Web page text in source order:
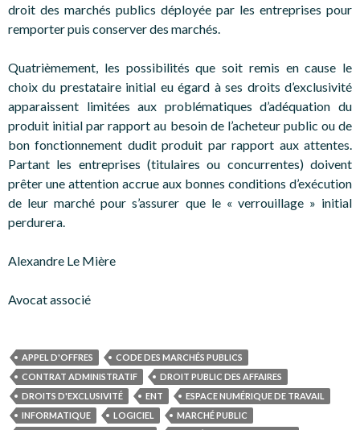
droit des marchés publics déployée par les entreprises pour
remporter puis conserver des marchés.
Quatrièmement, les possibilités que soit remis en cause le
choix du prestataire initial eu égard à ses droits d’exclusivité
apparaissent limitées aux problématiques d’adéquation du
produit initial par rapport au besoin de l’acheteur public ou de
bon fonctionnement dudit produit par rapport aux attentes.
Partant les entreprises (titulaires ou concurrentes) doivent
prêter une attention accrue aux bonnes conditions d’exécution
de leur marché pour s’assurer que le « verrouillage » initial
perdurera.
Alexandre Le Mière
Avocat associé
APPEL D'OFFRES
CODE DES MARCHÉS PUBLICS
CONTRAT ADMINISTRATIF
DROIT PUBLIC DES AFFAIRES
DROITS D'EXCLUSIVITÉ
ENT
ESPACE NUMÉRIQUE DE TRAVAIL
INFORMATIQUE
LOGICIEL
MARCHÉ PUBLIC